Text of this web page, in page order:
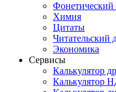
Фонетический
Химия
Цитаты
Читательский
Экономика
Сервисы
Калькулятор
Калькулятор